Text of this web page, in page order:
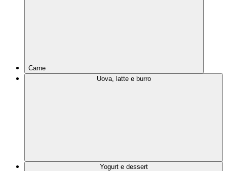
Carne
Uova, latte e burro
Yogurt e dessert